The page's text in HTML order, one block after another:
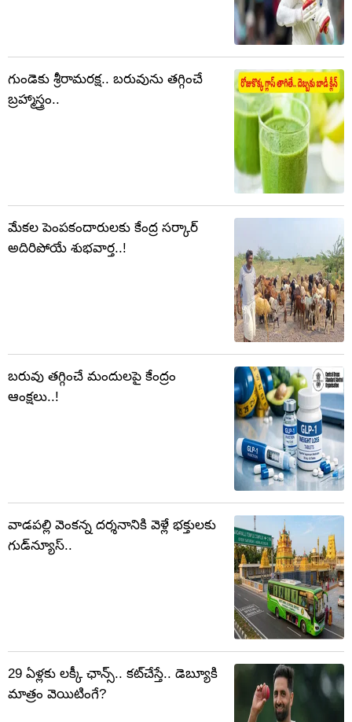
గుండెకు శ్రీరామరక్ష.. బరువును తగ్గించే
బ్రహ్మాస్త్రం..
మేకల పెంపకందారులకు కేంద్ర సర్కార్‌
అదిరిపోయే శుభవార్త..!
బరువు తగ్గించే మందులపై కేంద్రం
ఆంక్షలు..!
వాడపల్లి వెంకన్న దర్శనానికి వెళ్లే భక్తులకు
గుడ్‌న్యూస్..
29 ఏళ్లకు లక్కీ ఛాన్స్.. కట్‌చేస్తే.. డెబ్యూకి
మాత్రం వెయిటింగే?